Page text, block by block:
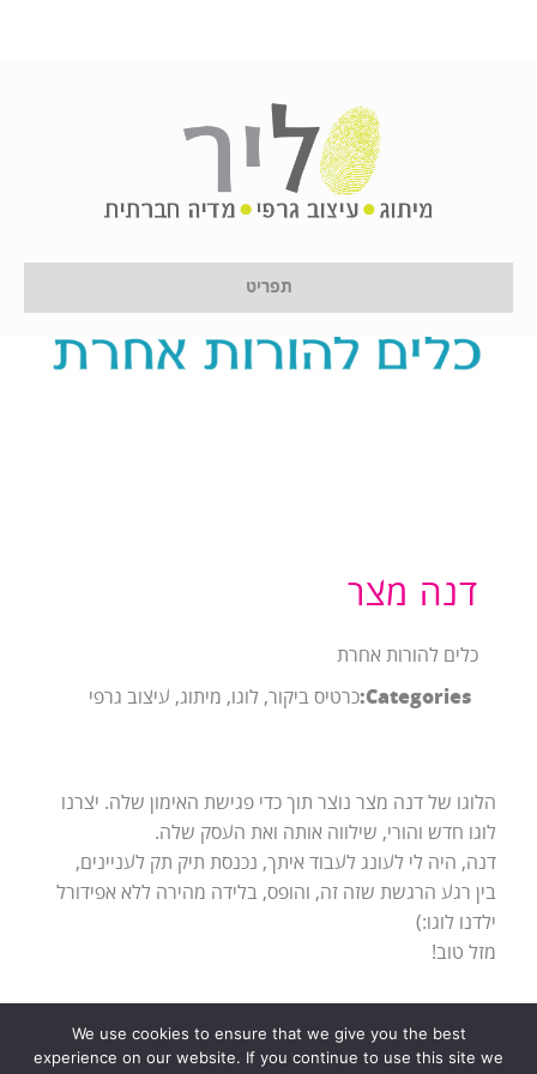
תפריט
דנה מצר
כלים להורות אחרת
Categories: כרטיס ביקור, לוגו, מיתוג, עיצוב גרפי
הלוגו של דנה מצר נוצר תוך כדי פגישת האימון שלה. יצרנו
לוגו חדש והורי, שילווה אותה ואת העסק שלה.
דנה, היה לי לעונג לעבוד איתך, נכנסת תיק תק לעניינים,
בין רגע הרגשת שזה זה, והופס, בלידה מהירה ללא אפידורל
ילדנו לוגו:)
מזל טוב!
We use cookies to ensure that we give you the best
experience on our website. If you continue to use this site we